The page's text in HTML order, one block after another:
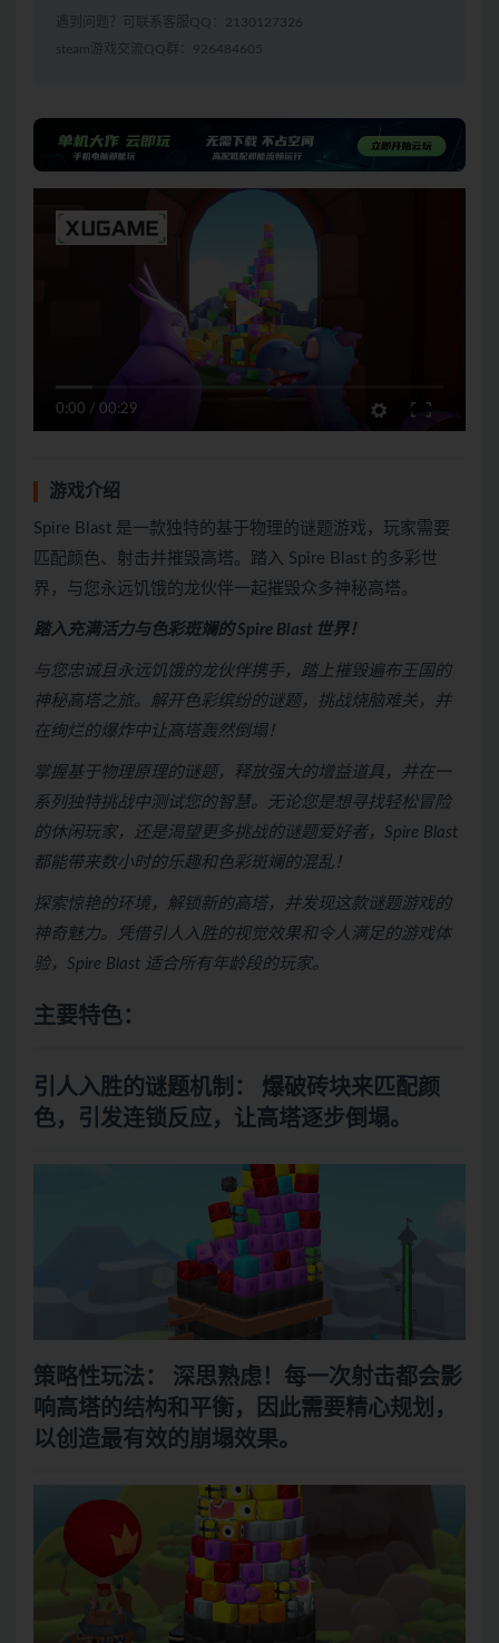
遇到问题？可联系客服QQ：2130127326
steam游戏交流QQ群：926484605
0:00 / 00:29
游戏介绍
Spire Blast 是一款独特的基于物理的谜题游戏，玩家需要
匹配颜色、射击并摧毁高塔。踏入 Spire Blast 的多彩世
界，与您永远饥饿的龙伙伴一起摧毁众多神秘高塔。
踏入充满活力与色彩斑斓的 Spire Blast 世界！
与您忠诚且永远饥饿的龙伙伴携手，踏上摧毁遍布王国的
神秘高塔之旅。解开色彩缤纷的谜题，挑战烧脑难关，并
在绚烂的爆炸中让高塔轰然倒塌！
掌握基于物理原理的谜题，释放强大的增益道具，并在一
系列独特挑战中测试您的智慧。无论您是想寻找轻松冒险
的休闲玩家，还是渴望更多挑战的谜题爱好者，Spire Blast
都能带来数小时的乐趣和色彩斑斓的混乱！
探索惊艳的环境，解锁新的高塔，并发现这款谜题游戏的
神奇魅力。凭借引人入胜的视觉效果和令人满足的游戏体
验，Spire Blast 适合所有年龄段的玩家。
主要特色：
引人入胜的谜题机制：
爆破砖块来匹配颜
色，引发连锁反应，让高塔逐步倒塌。
策略性玩法：
深思熟虑！每一次射击都会影
响高塔的结构和平衡，因此需要精心规划，
以创造最有效的崩塌效果。